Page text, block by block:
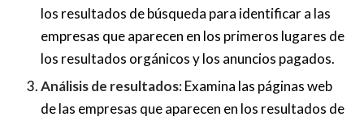
los resultados de búsqueda para identificar a las
empresas que aparecen en los primeros lugares de
los resultados orgánicos y los anuncios pagados.
Análisis de resultados:Examina las páginas web
de las empresas que aparecen en los resultados de